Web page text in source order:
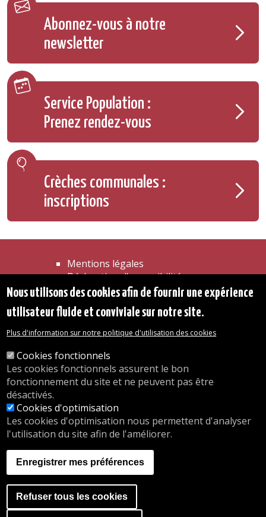
Abonnez-vous à notre
newsletter
Service Population :
Prenez rendez-vous
Crèches communales :
inscriptions
Mentions légales
Déclaration d'accessibilité
Transparence
Les services de l'administration
Organigramme
© 2026 Commune d'Auderghem
Rue Emile Idiers 12 - 1160 Auderghem
Tel. : 02/676.48.11.
Nos heures d'ouverture
Inscriptions en crèche
nous.auderghem.be
Activités parascolaires
Faire du sport
Nous utilisons des cookies afin de fournir une expérience
utilisateur fluide et conviviale sur notre site.
Plus d'information sur notre politique d'utilisation des cookies
Cookies fonctionnels
Les cookies fonctionnels assurent le bon
fonctionnement du site et ne peuvent pas être
désactivés.
Cookies d'optimisation
Les cookies d'optimisation nous permettent d'analyser
l'utilisation du site afin de l'améliorer.
Enregistrer mes préférences
Refuser tous les cookies